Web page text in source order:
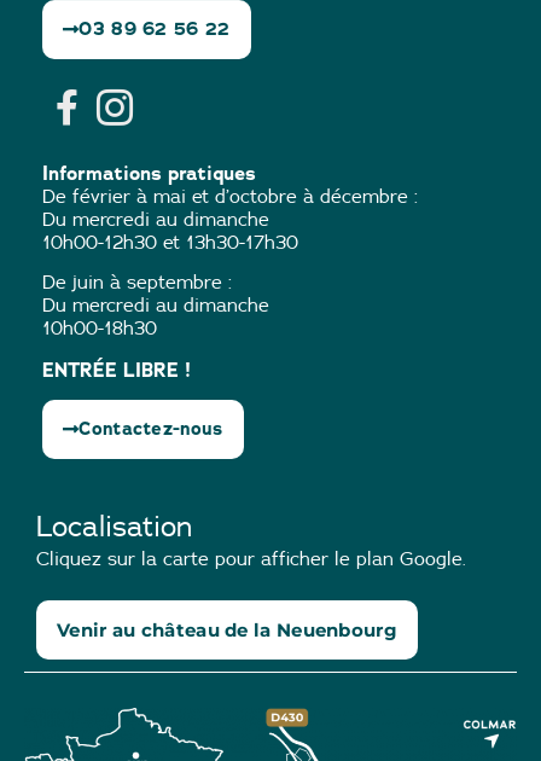
03 89 62 56 22
Informations pratiques
De février à mai et d’octobre à décembre :
Du mercredi au dimanche
10h00-12h30 et 13h30-17h30
De juin à septembre :
Du mercredi au dimanche
10h00-18h30
ENTRÉE LIBRE !
Contactez-nous
Localisation
Cliquez sur la carte pour afficher le plan Google.
Venir au château de la Neuenbourg